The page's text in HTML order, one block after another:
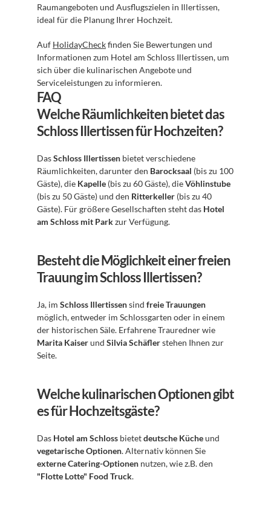
Raumangeboten und Ausflugszielen in Illertissen,
ideal für die Planung Ihrer Hochzeit.
Auf HolidayCheck finden Sie Bewertungen und
Informationen zum Hotel am Schloss Illertissen, um
sich über die kulinarischen Angebote und
Serviceleistungen zu informieren.
FAQ
Welche Räumlichkeiten bietet das
Schloss Illertissen für Hochzeiten?
Das Schloss Illertissen bietet verschiedene
Räumlichkeiten, darunter den Barocksaal (bis zu 100
Gäste), die Kapelle (bis zu 60 Gäste), die Vöhlinstube
(bis zu 50 Gäste) und den Ritterkeller (bis zu 40
Gäste). Für größere Gesellschaften steht das Hotel
am Schloss mit Park zur Verfügung.
Besteht die Möglichkeit einer freien
Trauung im Schloss Illertissen?
Ja, im Schloss Illertissen sind freie Trauungen
möglich, entweder im Schlossgarten oder in einem
Marita Kaiser und Silvia Schäfler stehen Ihnen zur
Seite.
Welche kulinarischen Optionen gibt
es für Hochzeitsgäste?
Das Hotel am Schloss bietet deutsche Küche
vegetarische Optionen
externe Catering-Optionen
"Flotte Lotte" Food Truck.